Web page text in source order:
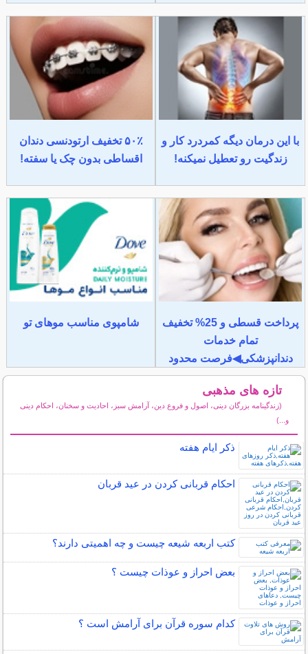
با این درمان دیگه کمردرد کار و
زندگیت رو تعطیل نمیکنه!
۵۰٪ تخفیف ارتودنسی دندان
اقساطی بدون چک یا سفته!
پرداخت قسطی و 25% تخفیف
تمام خدمات
دندانپزشکی◀فرصت محدود
شامپوی مناسب موهای تو
تازه های مذهبی
(زندگینامه بزرگان دینی، اصول و فروع دین، آرامش سبز، احادیث و سخنان، احکام دینی
و...)
ذکر ایام هفته
احکام قربانی کردن در عید قربان
کتب اربعه شیعه چیست و چه اهمیتی دارند؟
بعض احراز و عوذات چیست ؟
کدام سوره قرآن برای آرامش است ؟